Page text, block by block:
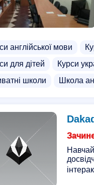
англійської мови
для дітей
Курси
школи
Школа